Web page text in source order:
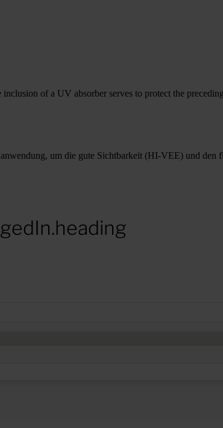
of a UV absorber serves to protect the
um die gute Sichtbarkeit (HI-VEE) und den